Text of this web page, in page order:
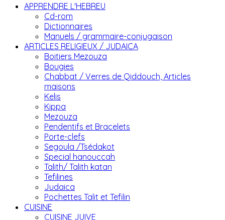
APPRENDRE L'HEBREU
Cd-rom
Dictionnaires
Manuels / grammaire-conjugaison
ARTICLES RELIGIEUX / JUDAICA
Boitiers Mezouza
Bougies
Chabbat / Verres de Qiddouch, Articles
maisons
Kelis
Kippa
Mezouza
Pendentifs et Bracelets
Porte-clefs
Segoula /Tsédakot
Special hanouccah
Talith/ Talith katan
Tefilines
Judaica
Pochettes Talit et Tefilin
CUISINE
CUISINE JUIVE